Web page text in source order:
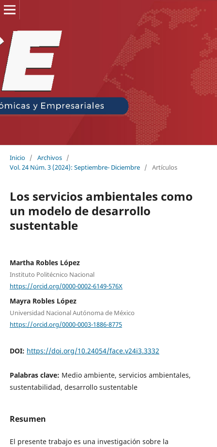
Inicio / Archivos /
Vol. 24 Núm. 3 (2024): Septiembre- Diciembre / Artículos
Los servicios ambientales como
un modelo de desarrollo
sustentable
Martha Robles López
Instituto Politécnico Nacional
https://orcid.org/0000-0002-6149-576X
Mayra Robles López
Universidad Nacional Autónoma de México
https://orcid.org/0000-0003-1886-8775
DOI: https://doi.org/10.24054/face.v24i3.3332
Palabras clave: Medio ambiente, servicios ambientales,
sustentabilidad, desarrollo sustentable
Resumen
El presente trabajo es una investigación sobre la